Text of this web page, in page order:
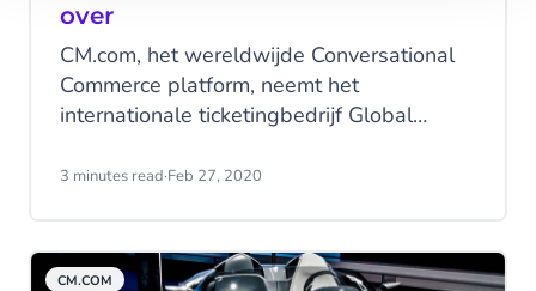
over
CM.com, het wereldwijde Conversational
Commerce platform, neemt het
internationale ticketingbedrijf Global
3 minutes read·Feb 27, 2020
CM.COM